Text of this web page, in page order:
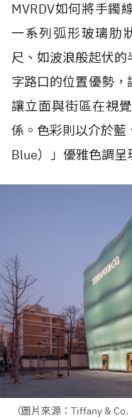
MVRDV如何將手鐲
一系列弧形玻璃肋
尺、如波浪般起伏
字路口的位置優勢，
讓立面與街區在視
係。色彩則以介於藍
Blue）」優雅色調呈
（圖片來源：Tiffany & Co.